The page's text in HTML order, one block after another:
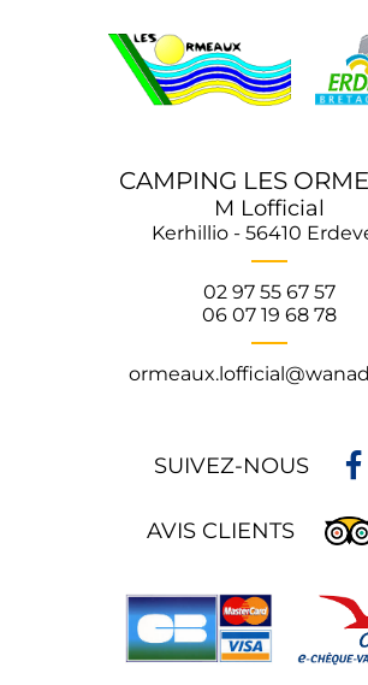
CAMPING LES
M Lofficial
Kerhillio - 56410
02 97 55 67 57
06 07 19 68 78
SUIVEZ-NOUS
AVIS CLIENTS